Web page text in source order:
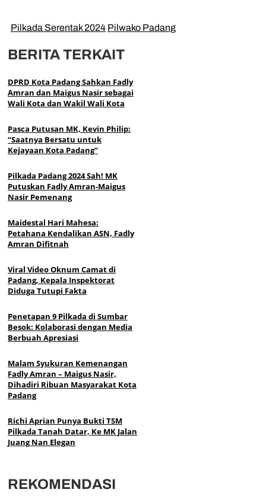
Pilkada Serentak 2024 Pilwako Padang
BERITA TERKAIT
DPRD Kota Padang Sahkan Fadly
Amran dan Maigus Nasir sebagai
Wali Kota dan Wakil Wali Kota
Pasca Putusan MK, Kevin Philip:
“Saatnya Bersatu untuk
Kejayaan Kota Padang”
Pilkada Padang 2024 Sah! MK
Putuskan Fadly Amran-Maigus
Nasir Pemenang
Maidestal Hari Mahesa:
Petahana Kendalikan ASN, Fadly
Amran Difitnah
Viral Video Oknum Camat di
Padang, Kepala Inspektorat
Diduga Tutupi Fakta
Penetapan 9 Pilkada di Sumbar
Besok: Kolaborasi dengan Media
Berbuah Apresiasi
Malam Syukuran Kemenangan
Fadly Amran – Maigus Nasir,
Dihadiri Ribuan Masyarakat Kota
Padang
Richi Aprian Punya Bukti TSM
Pilkada Tanah Datar, Ke MK Jalan
Juang Nan Elegan
REKOMENDASI